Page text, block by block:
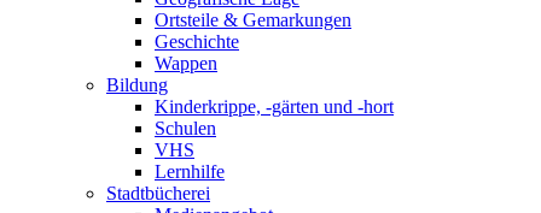
Ortsteile & Gemarkungen
Geschichte
Wappen
Bildung
Kinderkrippe, -gärten und -hort
Schulen
VHS
Lernhilfe
Stadtbücherei